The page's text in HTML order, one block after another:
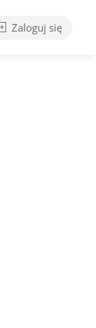
Zaloguj się